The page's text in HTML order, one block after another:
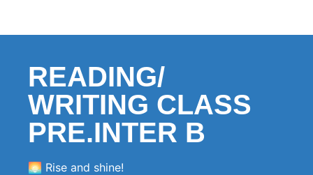
READING/
WRITING CLASS
PRE.INTER B
🌅 Rise and shine!